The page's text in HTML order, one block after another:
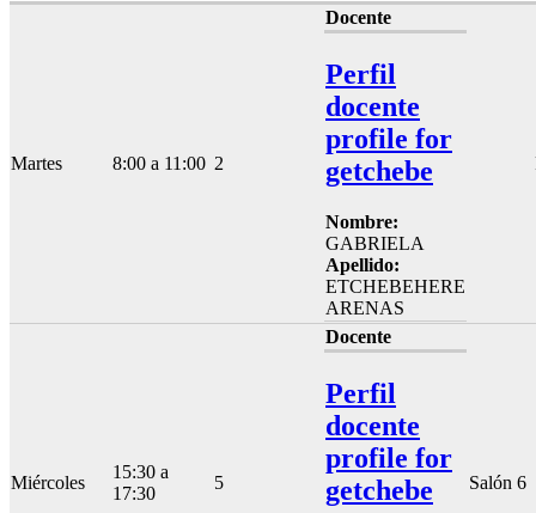
Martes 8:00 a 11:00 2
Docente
Perfil
docente
profile for
getchebe
Nombre:
GABRIELA
Apellido:
ETCHEBEHERE
ARENAS
Miércoles
15:30 a
17:30
5
Docente
Perfil
docente
profile for
getchebe
Salón 6